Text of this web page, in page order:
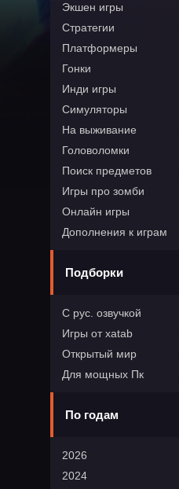
Экшен игры
Стратегии
Платформеры
Гонки
Инди игры
Симуляторы
На выживание
Головоломки
Поиск предметов
Игры про зомби
Онлайн игры
Дополнения к играм
Подборки
С рус. озвучкой
Игры от xatab
Открытый мир
Для мощных Пк
По годам
2026
2024